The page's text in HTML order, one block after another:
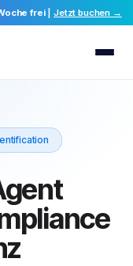
frei| Jetzt buchen →